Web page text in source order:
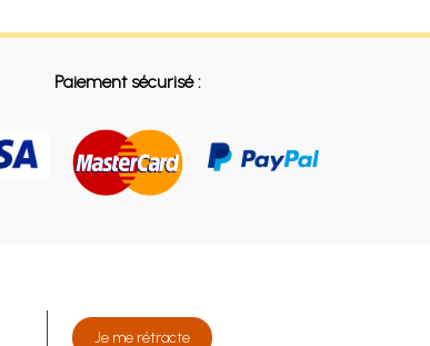
Paiement sécurisé :
Je me rétracte